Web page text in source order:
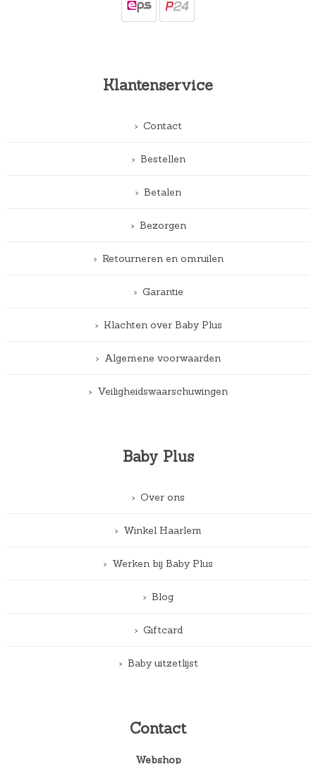
Klantenservice
Contact
Bestellen
Betalen
Bezorgen
Retourneren en omruilen
Garantie
Klachten over Baby Plus
Algemene voorwaarden
Veiligheidswaarschuwingen
Baby Plus
Over ons
Winkel Haarlem
Werken bij Baby Plus
Blog
Giftcard
Baby uitzetlijst
Contact
Webshop